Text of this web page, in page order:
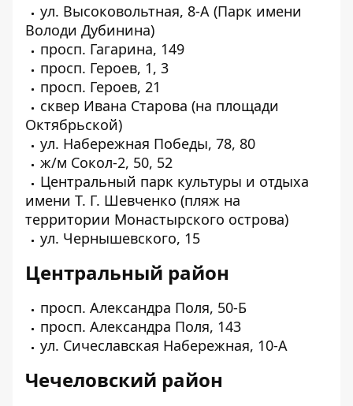
ул. Высоковольтная, 8-А (Парк имени
Володи Дубинина)
просп. Гагарина, 149
просп. Героев, 1, 3
просп. Героев, 21
сквер Ивана Старова (на площади
Октябрьской)
ул. Набережная Победы, 78, 80
ж/м Сокол-2, 50, 52
Центральный парк культуры и отдыха
имени Т. Г. Шевченко (пляж на
территории Монастырского острова)
ул. Чернышевского, 15
Центральный район
просп. Александра Поля, 50-Б
просп. Александра Поля, 143
ул. Сичеславская Набережная, 10-А
Чечеловский район